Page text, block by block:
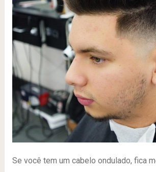
Se você tem um cabelo ondulado, fica